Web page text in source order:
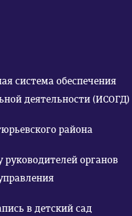
система обеспечения
деятельности (ИСОГД)
района
руководителей органов
в детский сад